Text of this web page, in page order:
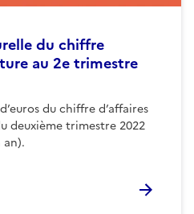
du chiffre
au 2e trimestre
du chiffre d’affaires
deuxième trimestre 2022
an).